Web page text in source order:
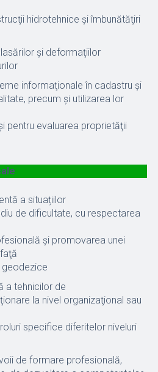
hidrotehnice și îmbunătăţiri
şi deformaţiilor
informaţionale în cadastru şi
precum și utilizarea lor
pentru evaluarea proprietăţii
a situațiilor
de dificultate, cu respectarea
și promovarea unei
geodezice
a tehnicilor de
la nivel organizaţional sau
specifice diferitelor niveluri
de formare profesională,